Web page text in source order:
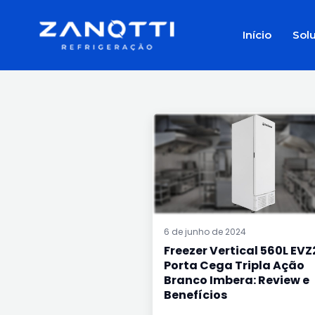
Início
6 de junho de 2024
Freezer Vertical 560L
Porta Cega Tripla Ação
Branco Imbera: Review e
Benefícios
FREEZER
VERTICAL
560L
EVZ21
PORTA
CEGA
TRIPLA
AÇÃO
BRANCO
IMBERA:
REVIEW
E
BENEFÍCIOS